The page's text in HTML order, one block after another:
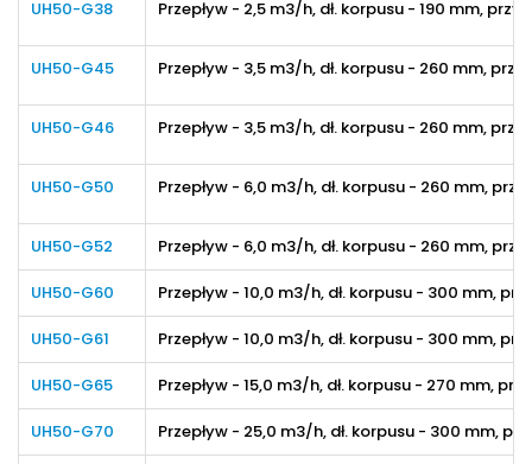
UH50-G38 Przepływ - 2,5 m3/h, dł. korpusu - 190 mm,
UH50-G45 Przepływ - 3,5 m3/h, dł. korpusu - 260 mm,
UH50-G46 Przepływ - 3,5 m3/h, dł. korpusu - 260 mm,
UH50-G50 Przepływ - 6,0 m3/h, dł. korpusu - 260 mm,
UH50-G52 Przepływ - 6,0 m3/h, dł. korpusu - 260 mm,
UH50-G60 Przepływ - 10,0 m3/h, dł. korpusu - 300 mm,
UH50-G61 Przepływ - 10,0 m3/h, dł. korpusu - 300 mm,
UH50-G65 Przepływ - 15,0 m3/h, dł. korpusu - 270 mm,
UH50-G70 Przepływ - 25,0 m3/h, dł. korpusu - 300 mm,